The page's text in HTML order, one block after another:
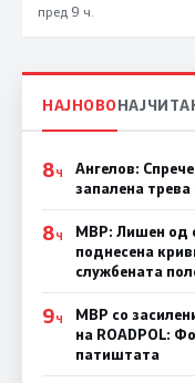
пред 9 ч.
НАЈНОВО
8Ч
Ангелов:
запалена
8Ч
МВР: Лишен од
поднесена
службената
9Ч
МВР со
на ROADPOL:
патиштата